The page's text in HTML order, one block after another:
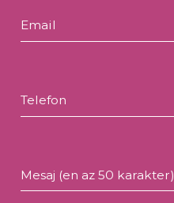
Email
Telefon
Mesaj (en az 50 karakter)